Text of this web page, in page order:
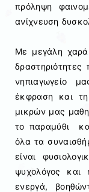
πρόληψη
ανίχνευση
Με μεγάλη χαρά
νηπιαγωγείο
έκφραση και
μικρών μας
το παραμύθι
όλα τα
είναι
ψυχολόγος και
ενεργά,